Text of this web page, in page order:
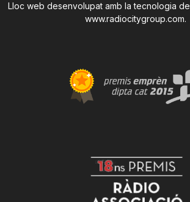
Lloc web desenvolupat amb la tecnologia de
www.radiocitygroup.com.